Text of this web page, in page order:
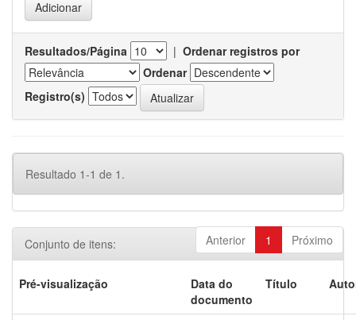
Resultados/Página | Ordenar registros por
Ordenar
Registro(s)
Resultado 1-1 de 1.
Anterior 1 Próximo
Conjunto de itens:
Pré-visualização
Data do
documento
Título